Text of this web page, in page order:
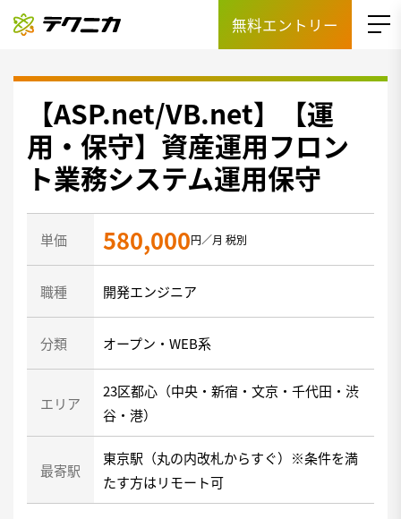
無料エントリー
【ASP.net/VB.net】【運
用・保守】資産運用フロン
ト業務システム運用保守
単価 580,000円／月 税別
職種 開発エンジニア
分類 オープン・WEB系
エリア
23区都心（中央・新宿・文京・千代田・渋
谷・港）
最寄駅
東京駅（丸の内改札からすぐ）※条件を満
たす方はリモート可